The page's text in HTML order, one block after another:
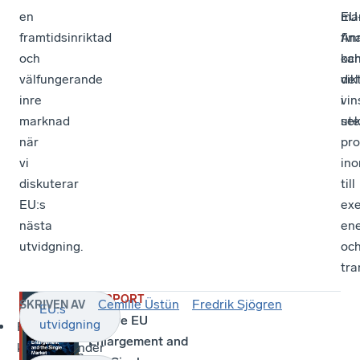
en
framtidsinriktad
och
välfungerande
inre
marknad
när
vi
diskuterar
EU:s
nästa
utvidgning.
i
till
Flera
kandidatländer
Den
inre
marknaden
RAPPORT
Future EU
Enlargement and
EU:s
utvidgning
SKRIVEN AV Cemille Üstün Fredrik Sjögren